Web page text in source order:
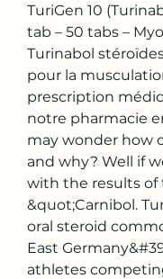
TuriGen 10
tab – 50 tabs –
Turinabol
pour la
prescription
notre pharmacie
may wonder how
and why? Well if
with the results of
&quot;Carnibol.
oral steroid
East
athletes